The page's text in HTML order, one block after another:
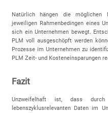
Natürlich hängen die möglichen
jeweiligen Rahmenbedingen eines
sich ein Unternehmen bewegt.
PLM voll ausgeschöpft werden
Prozesse im Unternehmen zu
PLM Zeit- und Kosteneinsparungen
Fazit
Unzweifelhaft ist, dass
lebenszyklusrelevanten Daten im